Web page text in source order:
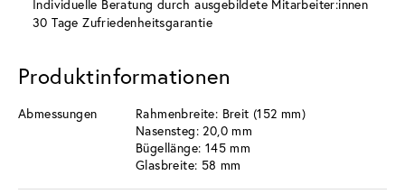
Individuelle Beratung durch ausgebildete Mitarbeiter:innen
30 Tage Zufriedenheitsgarantie
Produktinformationen
Abmessungen
Rahmenbreite: Breit (152 mm)
Nasensteg: 20,0 mm
Bügellänge: 145 mm
Glasbreite: 58 mm